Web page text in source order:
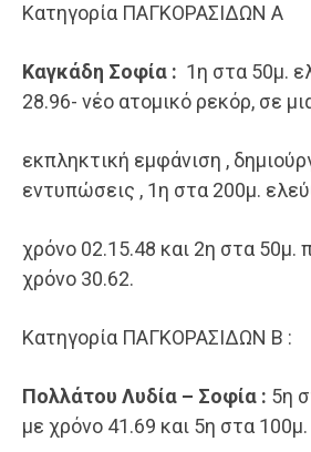
Κατηγορία ΠΑΓΚΟΡΑΣΙΔΩΝ Α
Καγκάδη Σοφία : 1η στα 50μ.
28.96- νέο ατομικό ρεκόρ, σε
εκπληκτική εμφάνιση ,
εντυπώσεις , 1η στα 200μ.
χρόνο 02.15.48 και 2η στα 50μ.
χρόνο 30.62.
Κατηγορία ΠΑΓΚΟΡΑΣΙΔΩΝ Β :
Πολλάτου Λυδία – Σοφία : 5η
με χρόνο 41.69 και 5η στα